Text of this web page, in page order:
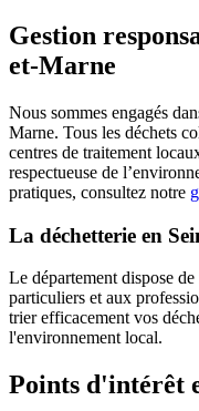
Gestion
et-Marne
Nous sommes engagés
Marne. Tous les déchets
centres de traitement
respectueuse de
pratiques, consultez notre
La déchetterie en
Le département dispose
particuliers et aux
trier efficacement vos
l'environnement local.
Points d'intérêt